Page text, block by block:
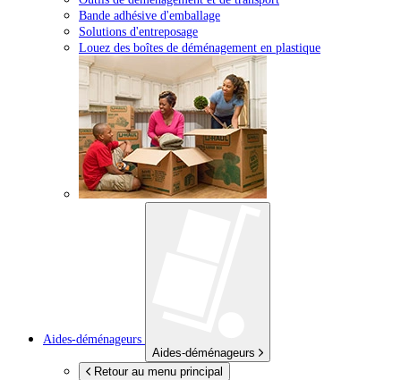
Bande adhésive d'emballage
Solutions d'entreposage
Louez des boîtes de déménagement en plastique
Aides-déménageurs
Aides-déménageurs
Retour au menu principal